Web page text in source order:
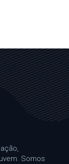
Somos